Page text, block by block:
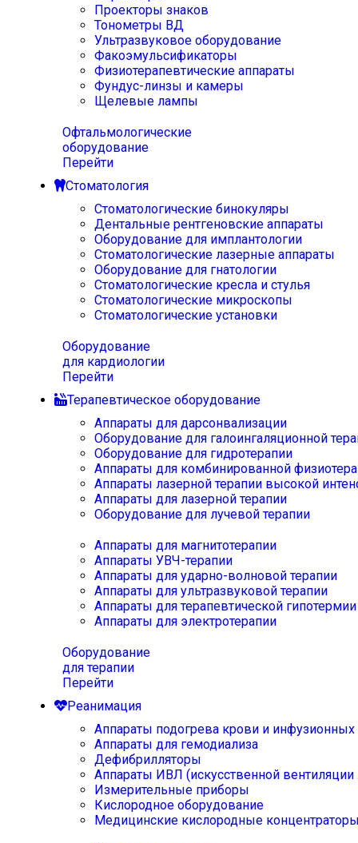
Проекторы знаков
Тонометры ВД
Ультразвуковое оборудование
Факоэмульсификаторы
Физиотерапевтические аппараты
Фундус-линзы и камеры
Щелевые лампы
Офтальмологические
оборудование
Перейти
Стоматология
Стоматологические бинокуляры
Дентальные рентгеновские аппараты
Оборудование для имплантологии
Стоматологические лазерные аппараты
Оборудование для гнатологии
Стоматологические кресла и стулья
Стоматологические микроскопы
Стоматологические установки
Оборудование
для кардиологии
Перейти
Терапевтическое оборудование
Аппараты для дарсонвализации
Оборудование для галоингаляционной
Оборудование для гидротерапии
Аппараты для комбинированной
Аппараты лазерной терапии высокой
Аппараты для лазерной терапии
Оборудование для лучевой терапии
Аппараты для магнитотерапии
Аппараты УВЧ-терапии
Аппараты для ударно-волновой терапии
Аппараты для ультразвуковой терапии
Аппараты для терапевтической
Аппараты для электротерапии
Оборудование
для терапии
Перейти
Реанимация
Аппараты подогрева крови и инфузионных
Аппараты для гемодиализа
Дефибрилляторы
Аппараты ИВЛ (искусственной вентиляции
Измерительные приборы
Кислородное оборудование
Медицинские кислородные